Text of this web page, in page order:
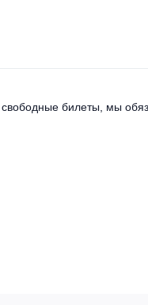
билеты, мы